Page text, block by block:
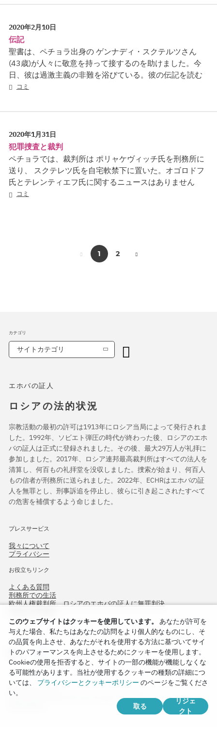
2020年2月10日
伝記
聖書は、ペチョラ出身の ゲンナディ・スクテルツさん
(43歳)が人々に敬意を持って接するのを助けました。今
日、彼は過激主義の非難を浴びている。彼の伝記を読む
コミ
2020年1月31日
犯罪捜査と裁判
ペチョラでは、裁判所は ポリャケヴィッチ氏を刑務所に
送り、 スクテレツ氏を自宅軟禁下に置いた。オゴロドフ
氏とテレンティエフ氏に関するニュースはありません
コミ
1 2
エホバの証人
ロシアの法的状況
宗教活動の最初の許可は1913年にロシア当局によって発行されま
した。1992年、ソビエト弾圧の時代が終わった後、ロシアのエホ
バの証人は正式に登録されました。その後、最大29万人が礼拝に
参加しました。2017年、ロシア連邦最高裁判所はすべての法人を
清算し、何百もの礼拝堂を没収しました。捜索が始まり、何百人
もの信者が刑務所に送られました。2022年、ECHRはエホバの証
人を無罪とし、刑事訴追を停止し、彼らに引き起こされたすべて
の危害を補償するよう命じました。
プレスサービス
我々について
プライバシー
お役立ちリンク
よくある質問
刑務所での生活
欧州人権裁判所、ロシアのエホバの証人に無罪判決
カテゴリ
サイトカテゴリ
Copyright © 2026
Watch Tower Bible and Tract Society of Korea.
このウェブサイトはクッキーを使用しています。
あなたが許可を
与えた場合、私たちはあなたの訪問をより個人的なものにし、そ
の品質を向上させ、あなたがそれを使用する方法に基づいてサイ
トのパフォーマンスを向上させるためにクッキーを使用します。
Cookieの使用を拒否すると、サイトの一部の機能が機能しなくな
る可能性があります。当社が使用するクッキーの種類の詳細につ
いては、 プライバシーとクッキーポリシー のページをご覧くださ
い。
取る
リジェ
クト